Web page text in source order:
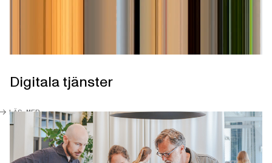
Digitala tjänster
LÄS MER